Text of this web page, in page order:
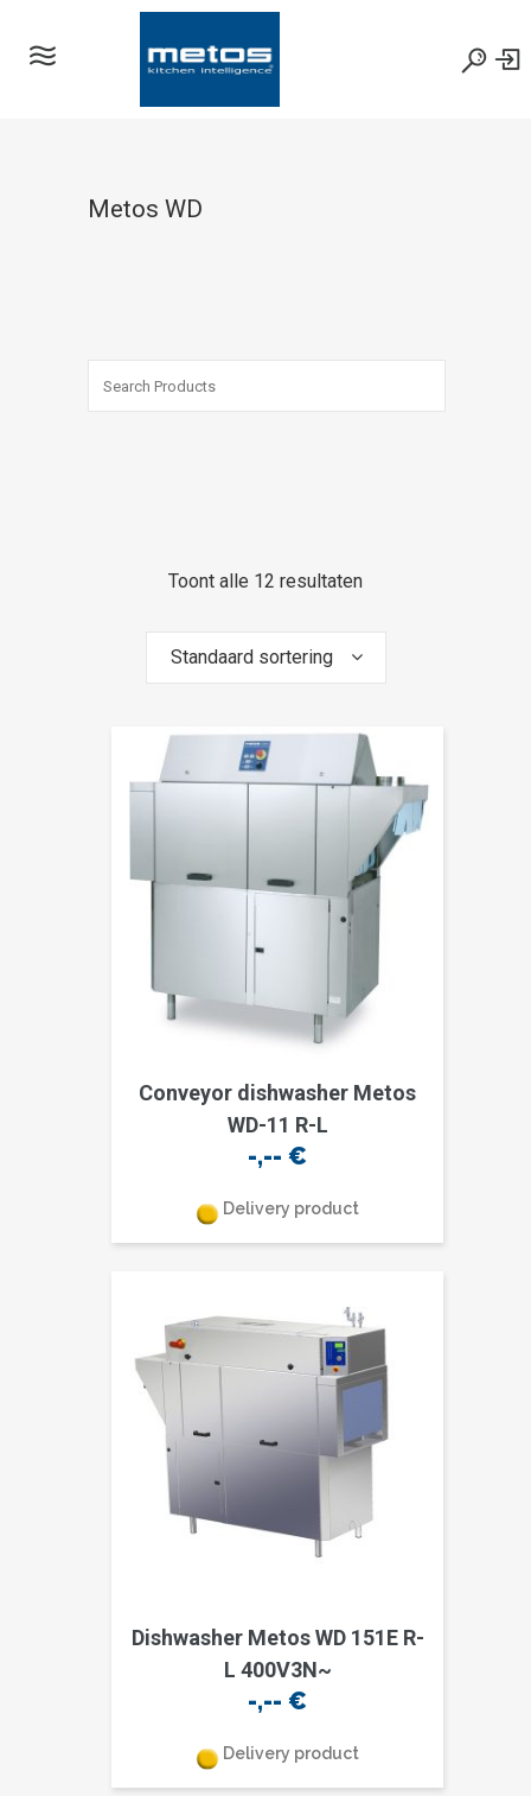
Metos WD
Toont alle 12 resultaten
Standaard sortering
Conveyor dishwasher Metos
WD-11 R-L
-,-- €
Delivery product
Dishwasher Metos WD 151E R-
L 400V3N~
-,-- €
Delivery product